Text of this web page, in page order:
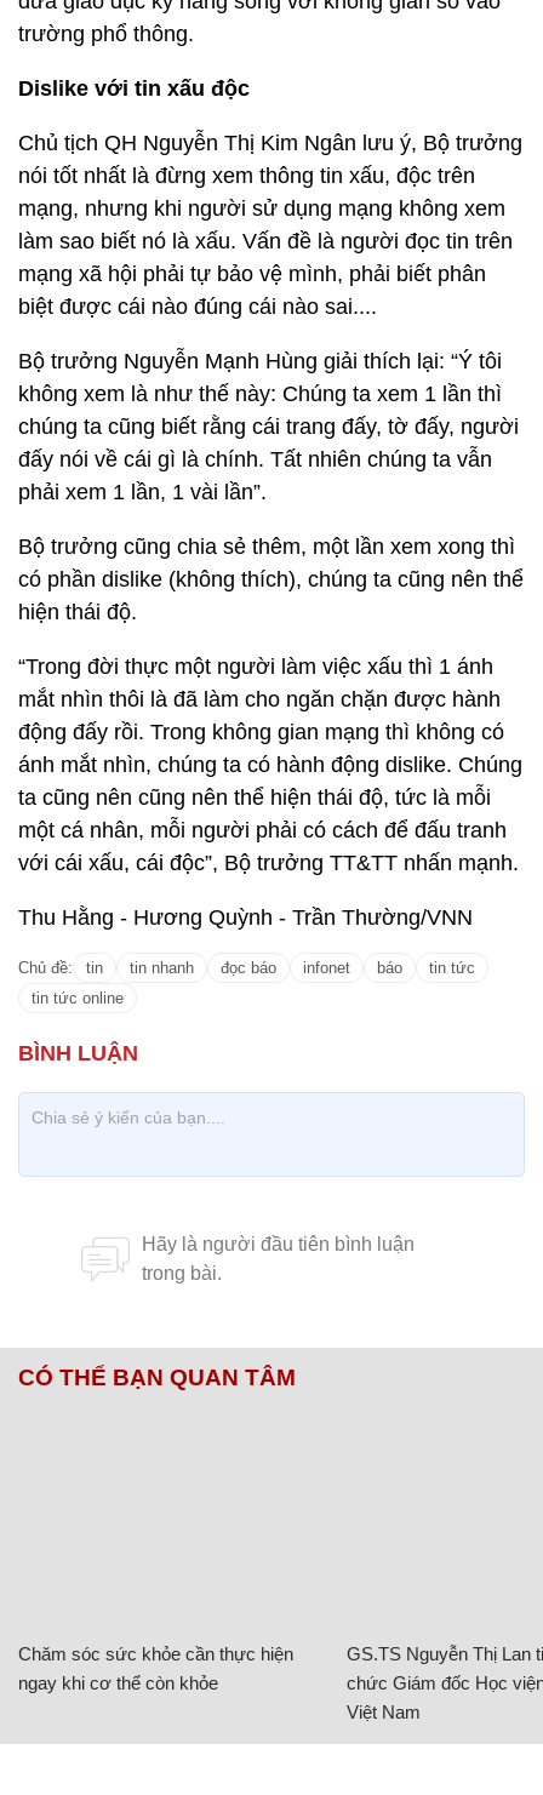
trường phổ thông.
Dislike với tin xấu độc
Chủ tịch QH Nguyễn Thị Kim Ngân lưu ý, Bộ trưởng
nói tốt nhất là đừng xem thông tin xấu, độc trên
mạng, nhưng khi người sử dụng mạng không xem
làm sao biết nó là xấu. Vấn đề là người đọc tin trên
mạng xã hội phải tự bảo vệ mình, phải biết phân
biệt được cái nào đúng cái nào sai....
Bộ trưởng Nguyễn Mạnh Hùng giải thích lại: “Ý tôi
không xem là như thế này: Chúng ta xem 1 lần thì
chúng ta cũng biết rằng cái trang đấy, tờ đấy, người
đấy nói về cái gì là chính. Tất nhiên chúng ta vẫn
phải xem 1 lần, 1 vài lần”.
Bộ trưởng cũng chia sẻ thêm, một lần xem xong thì
có phần dislike (không thích), chúng ta cũng nên thể
hiện thái độ.
“Trong đời thực một người làm việc xấu thì 1 ánh
mắt nhìn thôi là đã làm cho ngăn chặn được hành
động đấy rồi. Trong không gian mạng thì không có
ánh mắt nhìn, chúng ta có hành động dislike. Chúng
ta cũng nên cũng nên thể hiện thái độ, tức là mỗi
một cá nhân, mỗi người phải có cách để đấu tranh
với cái xấu, cái độc”, Bộ trưởng TT&TT nhấn mạnh.
Thu Hằng - Hương Quỳnh - Trần Thường/VNN
Chủ đề: tin tin nhanh đọc báo infonet báo
tin tức
tin tức online
CÓ THỂ BẠN QUAN TÂM
Chăm sóc sức khỏe cần thực hiện
ngay khi cơ thể còn khỏe
GS.TS Nguyễn Thị Lan
chức Giám đốc Học
Việt Nam